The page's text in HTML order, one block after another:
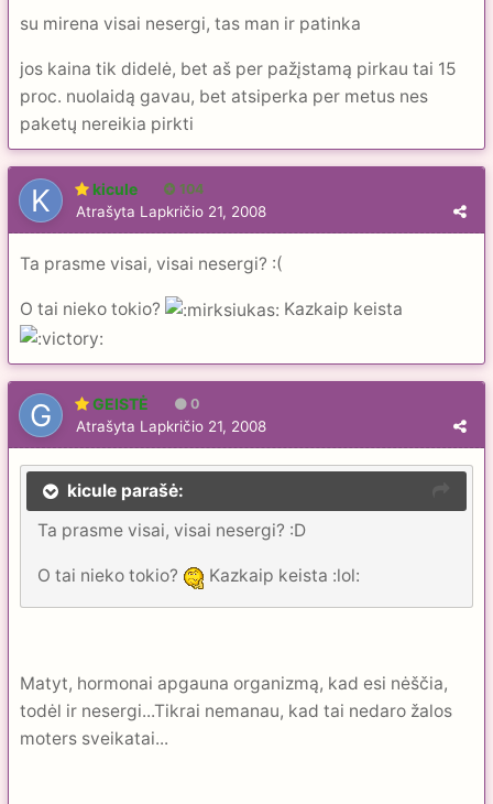
su mirena visai nesergi, tas man ir patinka
jos kaina tik didelė, bet aš per pažįstamą pirkau tai 15
proc. nuolaidą gavau, bet atsiperka per metus nes
paketų nereikia pirkti
kicule 104
Atrašyta Lapkričio 21, 2008
Ta prasme visai, visai nesergi? :(
O tai nieko tokio? Kazkaip keista
GEISTĖ 0
Atrašyta Lapkričio 21, 2008
kicule parašė:
Ta prasme visai, visai nesergi? :D
O tai nieko tokio? Kazkaip keista :lol:
Matyt, hormonai apgauna organizmą, kad esi nėščia,
todėl ir nesergi...Tikrai nemanau, kad tai nedaro žalos
moters sveikatai...